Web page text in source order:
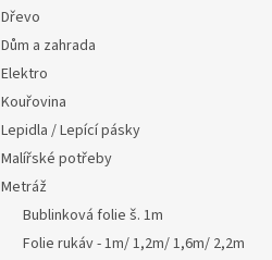
Dřevo
Dům a zahrada
Elektro
Kouřovina
Lepidla / Lepící pásky
Malířské potřeby
Metráž
Bublinková folie š. 1m
Folie rukáv - 1m/ 1,2m/ 1,6m/ 2,2m